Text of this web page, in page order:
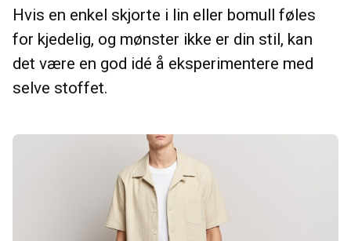
Hvis en enkel skjorte i lin eller bomull føles
for kjedelig, og mønster ikke er din stil, kan
det være en god idé å eksperimentere med
selve stoffet.